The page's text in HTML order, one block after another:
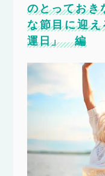
のとってお
な節目に迎
運日」 編